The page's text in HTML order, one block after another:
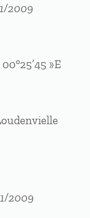
2009
»E
2009